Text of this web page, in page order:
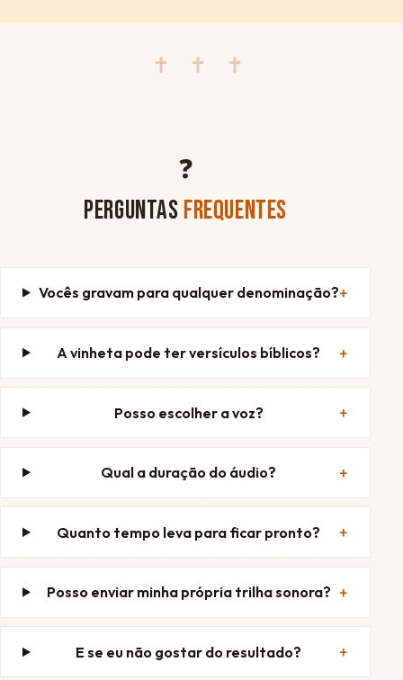
✝ ✝ ✝
❓
PERGUNTAS FREQUENTES
Vocês gravam para qualquer denominação?
A vinheta pode ter versículos bíblicos?
Posso escolher a voz?
Qual a duração do áudio?
Quanto tempo leva para ficar pronto?
Posso enviar minha própria trilha sonora?
E se eu não gostar do resultado?